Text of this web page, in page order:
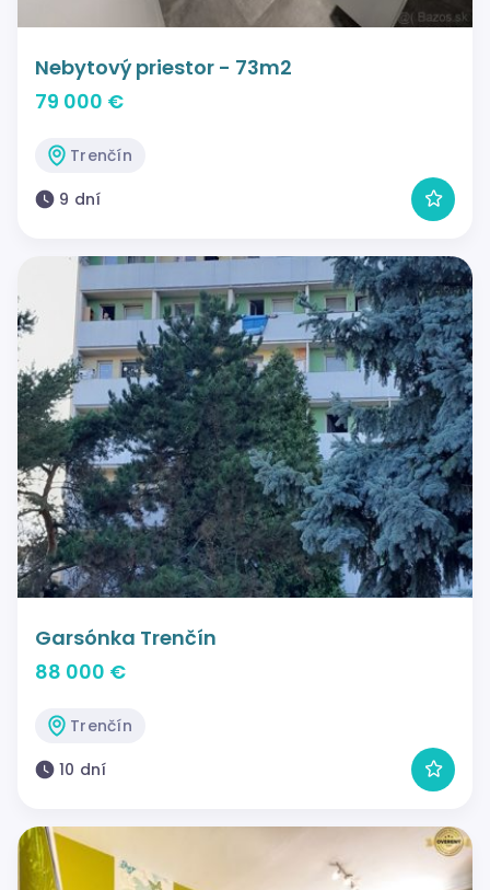
Nebytový priestor - 73m2
79 000 €
Trenčín
9 dní
Garsónka Trenčín
88 000 €
Trenčín
10 dní